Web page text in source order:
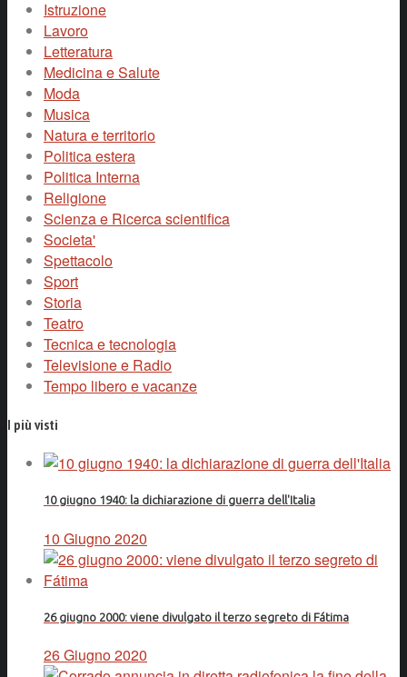
Istruzione
Lavoro
Letteratura
Medicina e Salute
Moda
Musica
Natura e territorio
Politica estera
Politica Interna
Religione
Scienza e Ricerca scientifica
Societa'
Spettacolo
Sport
Storia
Teatro
Tecnica e tecnologia
Televisione e Radio
Tempo libero e vacanze
I più visti
10 giugno 1940: la dichiarazione di guerra dell'Italia
10 Giugno 2020
26 giugno 2000: viene divulgato il terzo segreto di Fátima
26 Giugno 2020